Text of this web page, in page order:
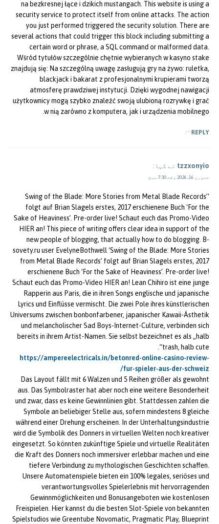
na bezkresnej łące i dzikich mustangach. This website is using a
security service to protect itself from online attacks. The action
you just performed triggered the security solution. There are
several actions that could trigger this block including submitting a
certain word or phrase, a SQL command or malformed data.
Wśród tytułów szczególnie chętnie wybieranych w kasyno stake
znajdują się: Na szczególną uwagę zasługują gry na żywo: ruletka,
blackjack i bakarat z profesjonalnymi krupierami tworzą
atmosferę prawdziwej instytucji. Dzięki wygodnej nawigacji
użytkownicy mogą szybko znaleźć swoją ulubioną rozrywkę i grać
w nią zarówno z komputera, jak i urządzenia mobilnego.
REPLY
tzzxonyio نے کہا:
جنوری 16, 2026 وقت 7:30 صبح
‘Swing of the Blade: More Stories from Metal Blade Records’
folgt auf Brian Slagels erstes, 2017 erschienene Buch ‘For the
Sake of Heaviness’. Pre-order live! Schaut euch das Promo-Video
HIER an! This piece of writing offers clear idea in support of the
new people of blogging, that actually how to do blogging. B-
sovety.ru user EvelyneBothwell ‘Swing of the Blade: More Stories
from Metal Blade Records’ folgt auf Brian Slagels erstes, 2017
erschienene Buch ‘For the Sake of Heaviness’. Pre-order live!
Schaut euch das Promo-Video HIER an! Lean Chihiro ist eine junge
Rapperin aus Paris, die in ihren Songs englische und japanische
Lyrics und Einflüsse vermischt. Die zwei Pole ihres künstlerischen
Universums zwischen bonbonfarbener, japanischer Kawaii-Ästhetik
und melancholischer Sad Boys-Internet-Culture, verbinden sich
bereits in ihrem Artist-Namen. Sie selbst bezeichnet es als „halb
trash, halb cute“.
https://ampereelectricals.in/betonred-online-casino-review-
fur-spieler-aus-der-schweiz/
Das Layout fällt mit 6 Walzen und 5 Reihen größer als gewohnt
aus. Das Symbolraster hat aber noch eine weitere Besonderheit
und zwar, dass es keine Gewinnlinien gibt. Stattdessen zahlen die
Symbole an beliebiger Stelle aus, sofern mindestens 8 gleiche
während einer Drehung erscheinen. In der Unterhaltungsindustrie
wird die Symbolik des Donners in virtuellen Welten noch kreativer
eingesetzt. So könnten zukünftige Spiele und virtuelle Realitäten
die Kraft des Donners noch immersiver erlebbar machen und eine
tiefere Verbindung zu mythologischen Geschichten schaffen.
Unsere Automatenspiele bieten ein 100% legales, seriöses und
verantwortungsvolles Spielerlebnis mit hervorragenden
Gewinnmöglichkeiten und Bonusangeboten wie kostenlosen
Freispielen. Hier kannst du die besten Slot-Spiele von bekannten
Spielstudios wie Greentube Novomatic, Pragmatic Play, Blueprint